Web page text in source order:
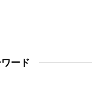
ード